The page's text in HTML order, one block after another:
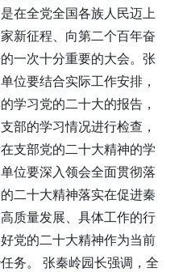
在全党全国各族人民迈上
新征程、向第二个百年奋
一次十分重要的大会。张
位要结合实际工作安排，
学习党的二十大的报告，
部的学习情况进行检查，
支部党的二十大精神的学
位要深入领会全面贯彻落
二十大精神落实在促进秦
质量发展、具体工作的行
党的二十大精神作为当前
务。 张秦岭园长强调，全